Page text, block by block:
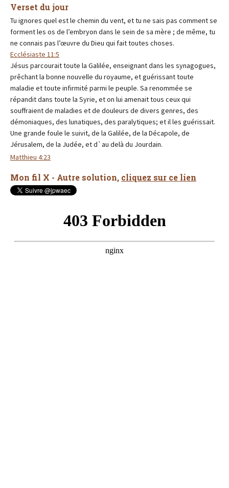
Verset du jour
Tu ignores quel est le chemin du vent, et tu ne sais pas comment se
forment les os de l’embryon dans le sein de sa mère ; de même, tu
ne connais pas l’œuvre du Dieu qui fait toutes choses.
Ecclésiaste 11:5
Jésus parcourait toute la Galilée, enseignant dans les synagogues,
prêchant la bonne nouvelle du royaume, et guérissant toute
maladie et toute infirmité parmi le peuple. Sa renommée se
répandit dans toute la Syrie, et on lui amenait tous ceux qui
souffraient de maladies et de douleurs de divers genres, des
démoniaques, des lunatiques, des paralytiques; et il les guérissait.
Une grande foule le suivit, de la Galilée, de la Décapole, de
Jérusalem, de la Judée, et d`au delà du Jourdain.
Matthieu 4:23
Mon fil X - Autre solution, cliquez sur ce lien